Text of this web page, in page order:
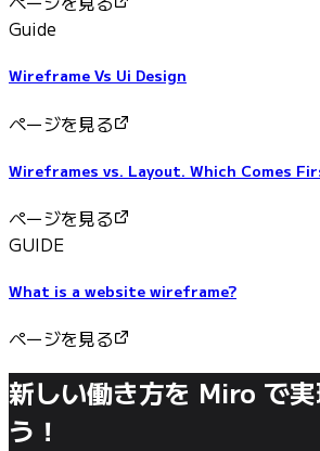
Guide
Wireframe Vs Ui Design
ページを見る
Wireframes vs. Layout. Which Comes
ページを見る
GUIDE
What is a website wireframe?
ページを見る
新しい働き方を Miro で
う！